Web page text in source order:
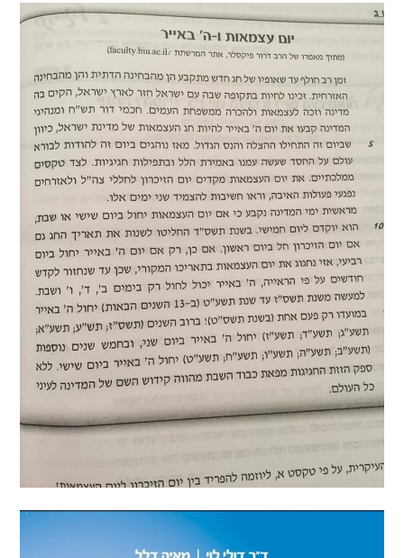
המדריך למורה: תרבות
יהודית-ישראלית
כל הכתבות
הרשמה לעדכונים
מן התקשורת
הבחירות לרשויות
המקומיות
הכשרת הורים
לאקטיביזם בחינוך
התארגנויות הורים –
משמר הורים וקהילות
חינוך חילוניות יישוביות
עבודה עם מורים
העמותה
חזון החינוך החילוני